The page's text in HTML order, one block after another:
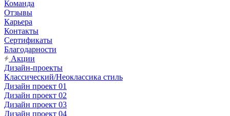
Команда
Отзывы
Карьера
Контакты
Сертификаты
Благодарности
Акции
Дизайн-проекты
Классический/Неоклассика стиль
Дизайн проект 01
Дизайн проект 02
Дизайн проект 03
Дизайн проект 04